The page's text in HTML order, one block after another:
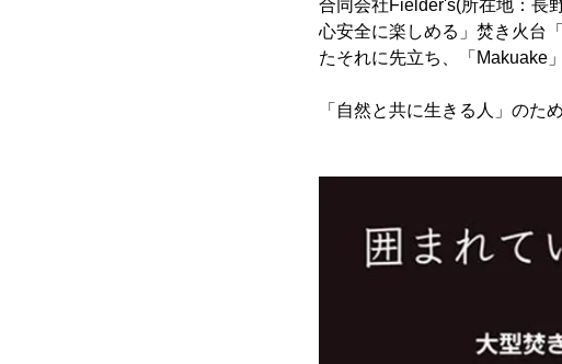
合同会社Fielder's(所在地：長
心安全に楽しめる」焚き火台
たそれに先立ち、「Makuake
「自然と共に生きる人」のた